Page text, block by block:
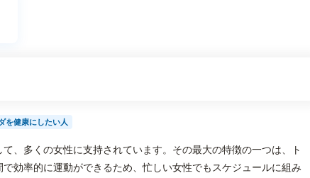
を健康にしたい人
、多くの女性に支持されています。その最大の特徴の一つは、ト
効率的に運動ができるため、忙しい女性でもスケジュールに組み